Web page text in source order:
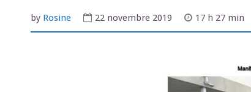
by Rosine 22 novembre 2019 17 h 27 min